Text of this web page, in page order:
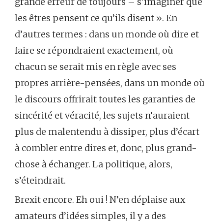
les êtres pensent ce qu’ils disent ». En
d’autres termes : dans un monde où dire et
faire se répondraient exactement, où
chacun se serait mis en règle avec ses
propres arrière-pensées, dans un monde où
le discours offrirait toutes les garanties de
sincérité et véracité, les sujets n’auraient
plus de malentendu à dissiper, plus d’écart
à combler entre dires et, donc, plus grand-
chose à échanger. La politique, alors,
s’éteindrait.
Brexit encore. Eh oui ! N’en déplaise aux
amateurs d’idées simples, il y a des